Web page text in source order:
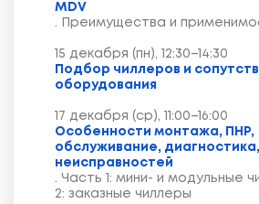
MDV
. Преимущества и
15 декабря (пн), 12:30–14:30
Подбор чиллеров и
оборудования
17 декабря (ср), 11:00–16:00
Особенности монтажа, ПНР,
обслуживание,
неисправностей
. Часть 1: мини- и модульные
2: заказные чиллеры